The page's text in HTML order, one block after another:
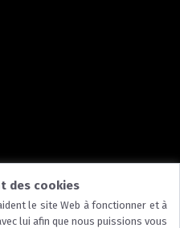
des cookies
le site Web à fonctionner et à
lui afin que nous puissions vous